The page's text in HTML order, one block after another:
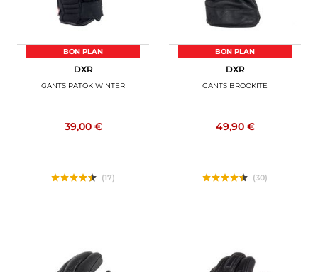
BON PLAN
DXR
GANTS PATOK WINTER
39,00 €
(17)
BON PLAN
DXR
GANTS BROOKITE
49,90 €
(30)